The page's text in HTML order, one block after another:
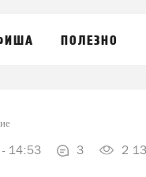
ПОЛЕЗНО
14:53 3 2